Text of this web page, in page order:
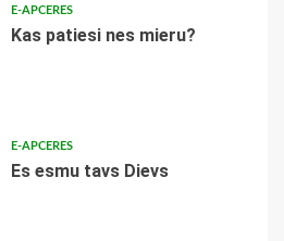
E-APCERES
​Kas patiesi nes mieru?
E-APCERES
Es esmu tavs Dievs